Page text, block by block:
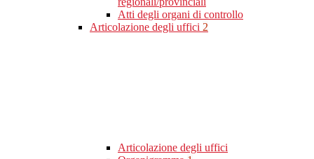
Atti degli organi di controllo
Articolazione degli uffici 2
Articolazione degli uffici